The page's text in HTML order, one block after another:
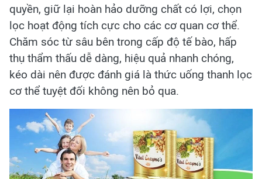
quyền, giữ lại hoàn hảo dưỡng chất có lợi, chọn
lọc hoạt động tích cực cho các cơ quan cơ thể.
Chăm sóc từ sâu bên trong cấp độ tế bào, hấp
thụ thẩm thấu dễ dàng, hiệu quả nhanh chóng,
kéo dài nên được đánh giá là thức uống thanh lọc
cơ thể tuyệt đối không nên bỏ qua.